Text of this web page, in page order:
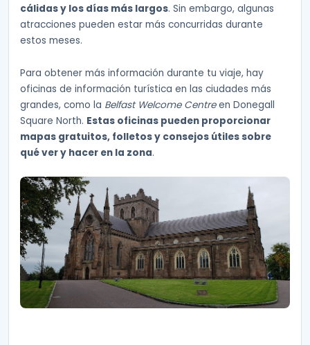
cálidas y los días más largos. Sin embargo, algunas
atracciones pueden estar más concurridas durante
estos meses.
Para obtener más información durante tu viaje, hay
oficinas de información turística en las ciudades más
grandes, como la Belfast Welcome Centreen Donegall
Square North. Estas oficinas pueden proporcionar
mapas gratuitos, folletos y consejos útiles sobre
qué ver y hacer en la zona.